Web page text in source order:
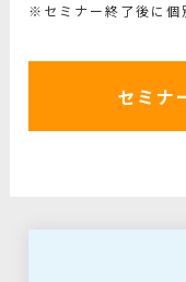
※セミナー終了後に個
セミナ